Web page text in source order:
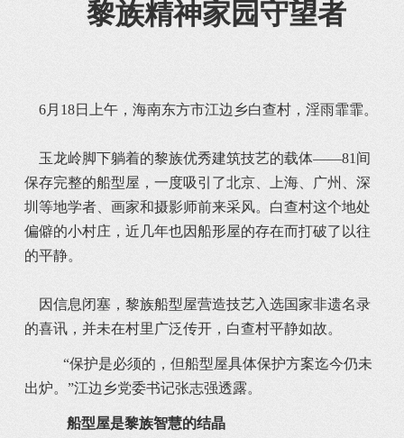
黎族精神家园守望者
6月18日上午，海南东方市江边乡白查村，淫雨霏霏。
玉龙岭脚下躺着的黎族优秀建筑技艺的载体――81间
保存完整的船型屋，一度吸引了北京、上海、广州、深
圳等地学者、画家和摄影师前来采风。白查村这个地处
偏僻的小村庄，近几年也因船形屋的存在而打破了以往
的平静。
因信息闭塞，黎族船型屋营造技艺入选国家非遗名录
的喜讯，并未在村里广泛传开，白查村平静如故。
“保护是必须的，但船型屋具体保护方案迄今仍未
出炉。”江边乡党委书记张志强透露。
船型屋是黎族智慧的结晶